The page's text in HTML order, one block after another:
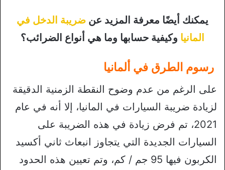
يمكنك أيضًا معرفة المزيد عن ضريبة الدخل في
المانيا وكيفية حسابها وما هي أنواع الضرائب؟
رسوم الطرق في ألمانيا
على الرغم من عدم وضوح النقطة الزمنية الدقيقة
لزيادة ضريبة السيارات في المانيا، إلا أنه في عام
2021، تم فرض زيادة في هذه الضريبة على
السيارات الجديدة التي يتجاوز انبعاث ثاني أكسيد
الكربون فيها 95 جم / كم، وتم تعيين هذه الحدود